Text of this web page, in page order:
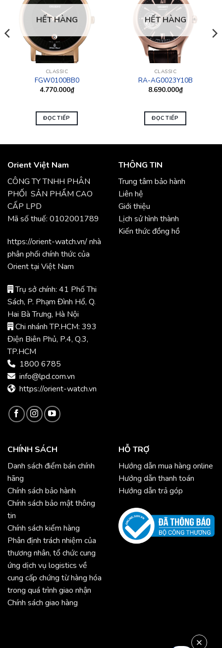
HẾT HÀNG
CLASSIC
FGW0100BB0
4.770.000₫
ĐỌC TIẾP
HẾT HÀNG
CLASSIC
RA-AG0023Y10B
8.690.000₫
ĐỌC TIẾP
Orient Việt Nam
CÔNG TY TNHH PHÂN
PHỐI SẢN PHẨM CAO
CẤP LPD
Mã số thuế: 0102001789
https://orient-watch.vn/ nhà
phân phối chính thức của
Orient tại Việt Nam
Trụ sở chính: 41 Phố Thi
Sách, P. Phạm Đình Hổ, Q.
Hai Bà Trưng, Hà Nội
Chi nhánh TP.HCM: 393
Điện Biên Phủ, P.4, Q.3,
TP.HCM
1800 6785
info@lpd.com.vn
https://orient-watch.vn
THÔNG TIN
Trung tâm bảo hành
Liên hệ
Giới thiệu
Lịch sử hình thành
Kiến thức đồng hồ
CHÍNH SÁCH
Danh sách điểm bán chính
hãng
Chính sách bảo hành
Chính sách bảo mật thông
tin
Chính sách kiểm hàng
Phân định trách nhiệm của
thương nhân, tổ chức cung
ứng dịch vụ logistics về
cung cấp chứng từ hàng hóa
trong quá trình giao nhận
Chính sách giao hàng
HỖ TRỢ
Hướng dẫn mua hàng online
Hướng dẫn thanh toán
Hướng dẫn trả góp